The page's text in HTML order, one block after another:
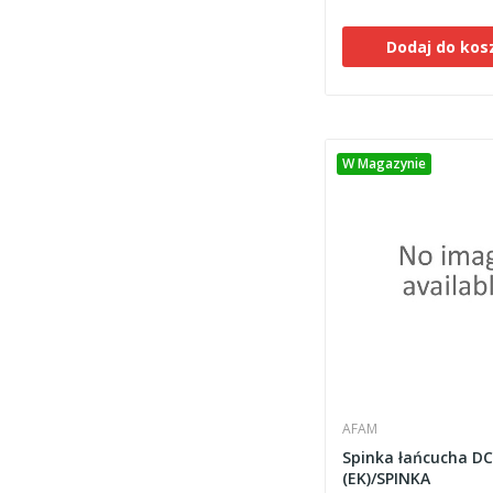
Dodaj do
W Magazynie
AFAM
Spinka łańcucha
(EK)/SPINKA